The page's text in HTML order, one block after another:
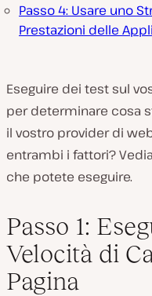
Passo 4: Usare uno
Prestazioni delle
Eseguire dei test sul
per determinare cosa
il vostro provider di
entrambi i fattori?
che potete eseguire.
Passo 1:
Velocità di
Pagina